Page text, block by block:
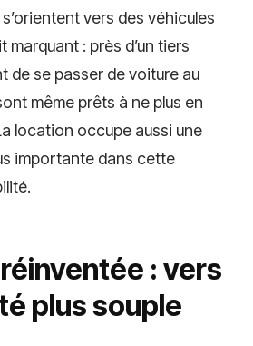
vers des véhicules
marquant : près d’un tiers
de se passer de voiture au
même prêts à ne plus en
location occupe aussi une
importante dans cette
: vers
plus souple